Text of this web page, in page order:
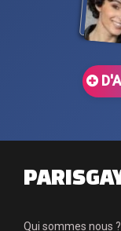
Qui sommes nous ?